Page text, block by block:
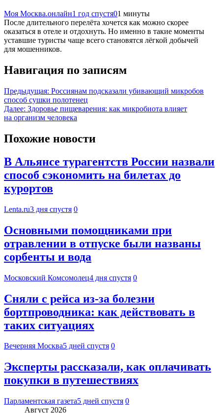
Моя Москва.онлайн1 год спустя01 минуты
После длительного перелёта хочется как можно скорее
оказаться в отеле и отдохнуть. Но именно в такие моменты
уставшие туристы чаще всего становятся лёгкой добычей
для мошенников.
Навигация по записям
Предыдущая: Россиянам подсказали убивающий микробов
способ сушки полотенец
Далее: Здоровье пищеварения: как микробиота влияет
на организм человека
Похожие новости
В Альянсе турагентств России назвали
способ сэкономить на билетах до
курортов
Lenta.ru3 дня спустя 0
Основными помощниками при
отравлении в отпуске были названы
сорбенты и вода
Московский Комсомолец4 дня спустя 0
Сняли с рейса из-за болезни
бортпроводника: как действовать в
таких ситуациях
Вечерняя Москва5 дней спустя 0
Эксперты рассказали, как оплачивать
покупки в путешествиях
Парламентская газета5 дней спустя 0
Август 2026